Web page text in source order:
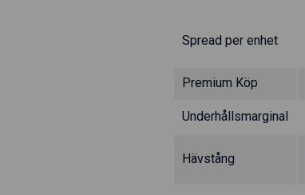
Spread per enhet
Premium Köp
Underhållsmarginal
Hävstång